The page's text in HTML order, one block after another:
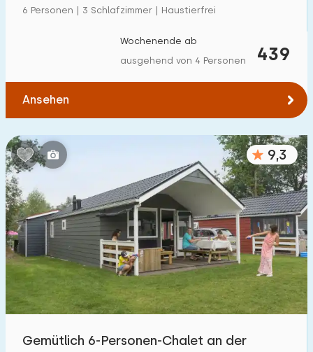
6 Personen | 3 Schlafzimmer | Haustierfrei
439
Wochenende ab
ausgehend von 4 Personen
Ansehen
9,3
Gemütlich 6-Personen-Chalet an der